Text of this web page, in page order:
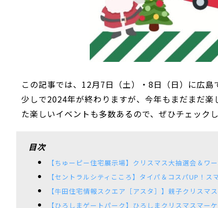
この記事では、12月7日（土）・8日（日）に広
少しで2024年が終わりますが、今年もまだまだ
た楽しいイベントも多数あるので、ぜひチェック
目次
【ちゅーピー住宅展示場】クリスマス大抽選会＆ワ
【セントラルシティこころ】タイパ＆コスパUP！ス
【牛田住宅情報スクエア［アスタ］】親子クリスマ
【ひろしまゲートパーク】ひろしまクリスマスマー